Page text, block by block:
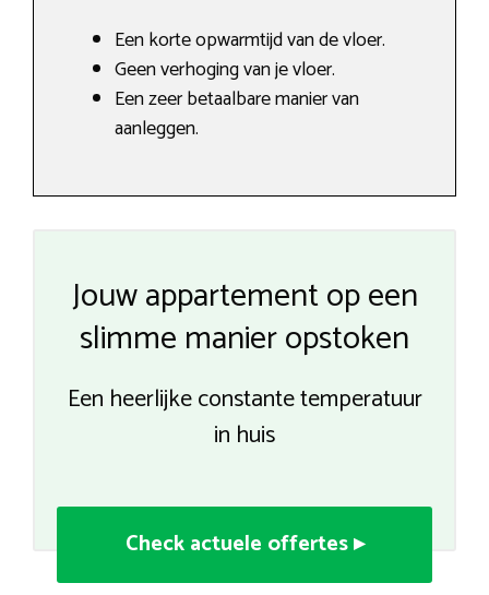
Een korte opwarmtijd van de vloer.
Geen verhoging van je vloer.
Een zeer betaalbare manier van
aanleggen.
Jouw appartement op een
slimme manier opstoken
Een heerlijke constante temperatuur
in huis
Check actuele offertes ▸